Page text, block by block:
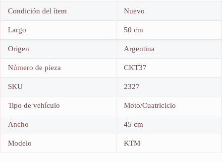
Condición del ítem Nuevo
Largo 50 cm
Origen Argentina
Número de pieza CKT37
SKU 2327
Tipo de vehículo Moto/Cuatriciclo
Ancho 45 cm
Modelo KTM